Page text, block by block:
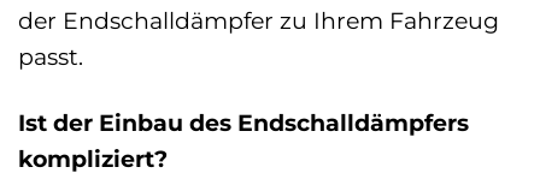
der Endschalldämpfer zu Ihrem Fahrzeug
passt.
Ist der Einbau des Endschalldämpfers
kompliziert?